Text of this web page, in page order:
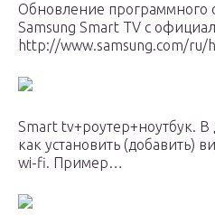
Обновление программного
Samsung Smart TV с
http://www.samsung.com/ru/
Smart tv+роутер+ноутбук.
как установить (добавить)
wi-fi. Пример…